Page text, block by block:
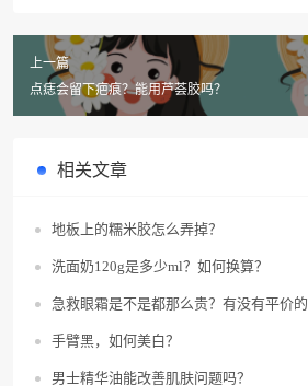
上一篇
点痣会留下疤痕？能用芦荟胶吗？
相关文章
地板上的糯米胶怎么弄掉？
洗面奶120g是多少ml？如何换算？
急救眼霜是不是都那么贵？有没有平价的
手臂黑，如何美白？
男士精华油能改善肌肤问题吗？